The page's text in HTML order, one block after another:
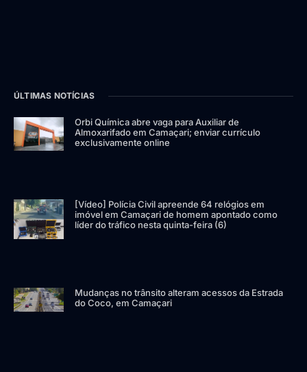
ÚLTIMAS NOTÍCIAS
Orbi Química abre vaga para Auxiliar de
Almoxarifado em Camaçari; enviar currículo
exclusivamente online
[Vídeo] Polícia Civil apreende 64 relógios em
imóvel em Camaçari de homem apontado como
líder do tráfico nesta quinta-feira (6)
Mudanças no trânsito alteram acessos da Estrada
do Coco, em Camaçari